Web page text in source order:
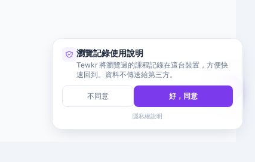
瀏覽記錄使用說明
Tewkr 將瀏覽過的課程記錄在這台裝置，方便快
速回到。資料不傳送給第三方。
不同意 好，同意
隱私權說明